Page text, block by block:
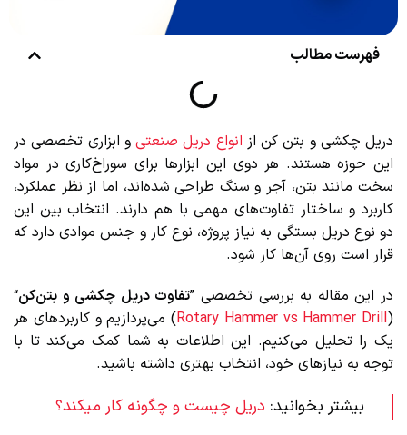
فهرست مطالب
دریل چکشی و بتن کن از انواع دریل صنعتی و ابزاری تخصصی در
این حوزه هستند. هر دوی این ابزارها برای سوراخ‌کاری در مواد
سخت مانند بتن، آجر و سنگ طراحی شده‌اند، اما از نظر عملکرد،
کاربرد و ساختار تفاوت‌های مهمی با هم دارند. انتخاب بین این
دو نوع دریل بستگی به نیاز پروژه، نوع کار و جنس موادی دارد که
قرار است روی آن‌ها کار شود.
در این مقاله به بررسی تخصصی ”تفاوت دریل چکشی و بتن‌کن“
(
Rotary Hammer vs Hammer Drill) می‌پردازیم و کاربردهای هر
یک را تحلیل می‌کنیم. این اطلاعات به شما کمک می‌کند تا با
توجه به نیازهای خود، انتخاب بهتری داشته باشید.
بیشتر بخوانید: دریل چیست و چگونه کار میکند؟